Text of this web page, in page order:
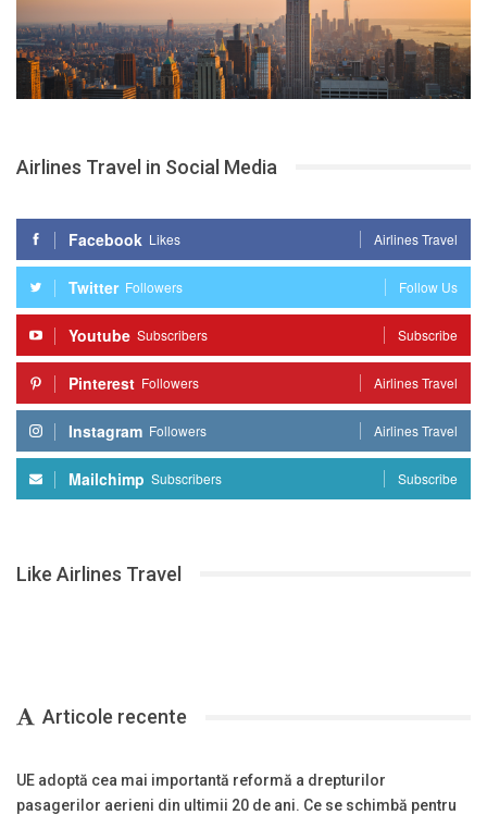
Airlines Travel in Social Media
Facebook Likes Airlines Travel
Twitter Followers Follow Us
Youtube Subscribers Subscribe
Pinterest Followers Airlines Travel
Instagram Followers Airlines Travel
Mailchimp Subscribers Subscribe
Like Airlines Travel
Articole recente
UE adoptă cea mai importantă reformă a drepturilor
pasagerilor aerieni din ultimii 20 de ani. Ce se schimbă pentru